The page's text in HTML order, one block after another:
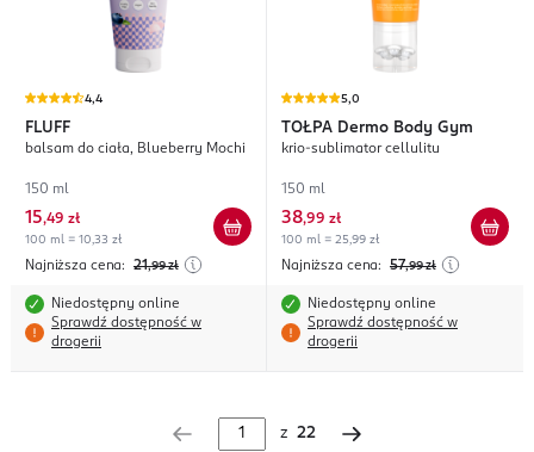
4,4
FLUFF
balsam do ciała, Blueberry Mochi
150 ml
15,49 zł
100 ml = 10,33 zł
Najniższa cena: 21,99 zł
Niedostępny online
Sprawdź dostępność w
drogerii
5,0
TOŁPA Dermo Body Gym
krio-sublimator cellulitu
150 ml
38,99 zł
100 ml = 25,99 zł
Najniższa cena: 57,99 zł
Niedostępny online
Sprawdź dostępność w
drogerii
z 22